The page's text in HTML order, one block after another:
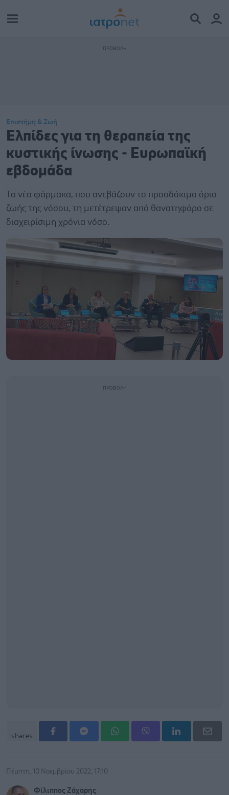
Επιστήμη & Ζωή
Ελπίδες για τη θεραπεία της
κυστικής ίνωσης - Eυρωπαϊκή
εβδομάδα
Τα νέα φάρμακα, που ανεβάζουν το προσδόκιμο όριο
ζωής της νόσου, τη μετέτρεψαν από θανατηφόρο σε
διαχειρίσιμη χρόνια νόσο.
shares
Πέμπτη, 10 Νοεμβρίου 2022, 17:10
Φίλιππος Ζάχαρης